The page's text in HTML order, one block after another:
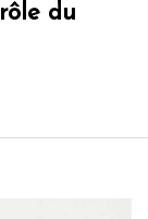
du